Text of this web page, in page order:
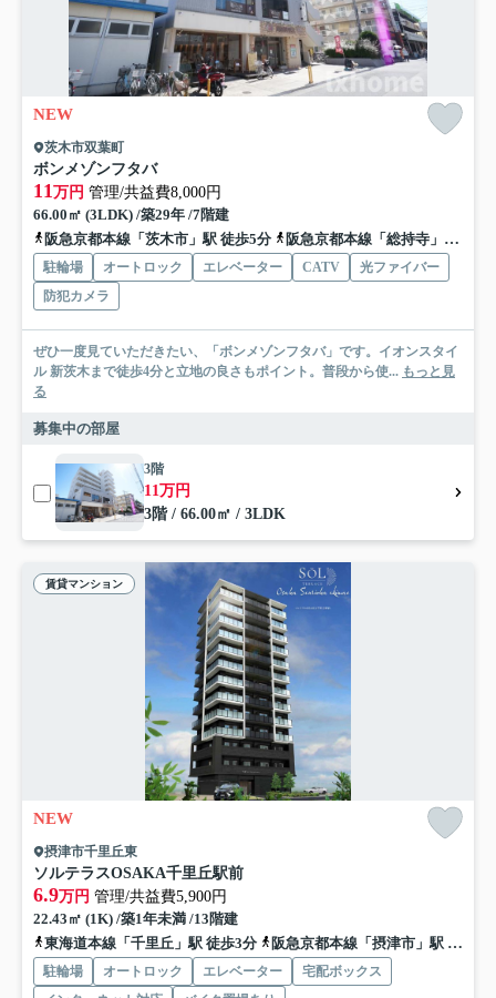
NEW
茨木市双葉町
ボンメゾンフタバ
11万円 管理/共益費8,000円
66.00㎡ (3LDK) /築29年 /7階建
阪急京都本線「茨木市」駅 徒歩5分
阪急京都本線「総持寺」駅 徒歩15分
駐輪場 オートロック エレベーター CATV
光ファイバー
防犯カメラ
ぜひ一度見ていただきたい、「ボンメゾンフタバ」です。イオンスタイ
ル 新茨木まで徒歩4分と立地の良さもポイント。普段から使... もっと見
る
募集中の部屋
3階
11万円
3階 / 66.00㎡ / 3LDK
賃貸マンション
NEW
摂津市千里丘東
ソルテラスOSAKA千里丘駅前
6.9万円 管理/共益費5,900円
22.43㎡ (1K) /築1年未満 /13階建
東海道本線「千里丘」駅 徒歩3分
阪急京都本線「摂津市」駅 徒歩6分
駐輪場 オートロック エレベーター
宅配ボックス